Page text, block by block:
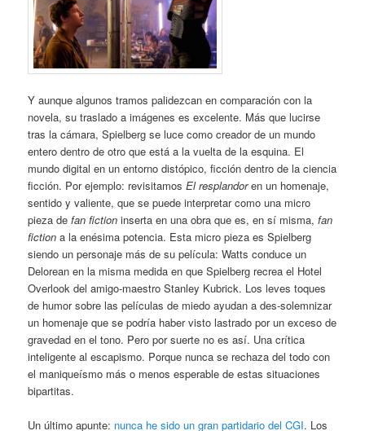
Y aunque algunos tramos palidezcan en comparación con la
novela, su traslado a imágenes es excelente. Más que lucirse
tras la cámara, Spielberg se luce como creador de un mundo
entero dentro de otro que está a la vuelta de la esquina. El
mundo digital en un entorno distópico, ficción dentro de la ciencia
ficción. Por ejemplo: revisitamosEl resplandoren un homenaje,
sentido y valiente, que se puede interpretar como una micro
pieza defan fiction inserta en una obra que es, en sí misma,fan
fiction a la enésima potencia. Esta micro pieza es Spielberg
siendo un personaje más de su película: Watts conduce un
Delorean en la misma medida en que Spielberg recrea el Hotel
Overlook del amigo-maestro Stanley Kubrick. Los leves toques
de humor sobre las películas de miedo ayudan a des-solemnizar
un homenaje que se podría haber visto lastrado por un exceso de
gravedad en el tono. Pero por suerte no es así. Una crítica
inteligente al escapismo. Porque nunca se rechaza del todo con
el maniqueísmo más o menos esperable de estas situaciones
bipartitas.
Un último apunte: nunca he sido un gran partidario del CGI. Los